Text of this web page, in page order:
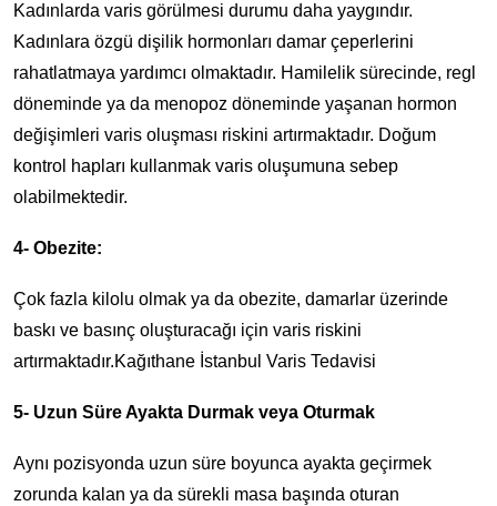
Kadınlarda varis görülmesi durumu daha yaygındır.
Kadınlara özgü dişilik hormonları damar çeperlerini
rahatlatmaya yardımcı olmaktadır. Hamilelik sürecinde, regl
döneminde ya da menopoz döneminde yaşanan hormon
değişimleri varis oluşması riskini artırmaktadır. Doğum
kontrol hapları kullanmak varis oluşumuna sebep
olabilmektedir.
4- Obezite:
Çok fazla kilolu olmak ya da obezite, damarlar üzerinde
baskı ve basınç oluşturacağı için varis riskini
artırmaktadır.Kağıthane İstanbul Varis Tedavisi
5- Uzun Süre Ayakta Durmak veya Oturmak
Aynı pozisyonda uzun süre boyunca ayakta geçirmek
zorunda kalan ya da sürekli masa başında oturan